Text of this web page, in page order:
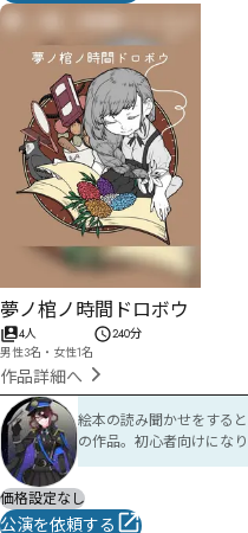
夢ノ棺ノ時間ドロボウ
4人
男性3名・女性1名
240分
作品詳細へ
絵本の読み聞かせをする
の作品。初心者向けになり
価格設定なし
公演を依頼する